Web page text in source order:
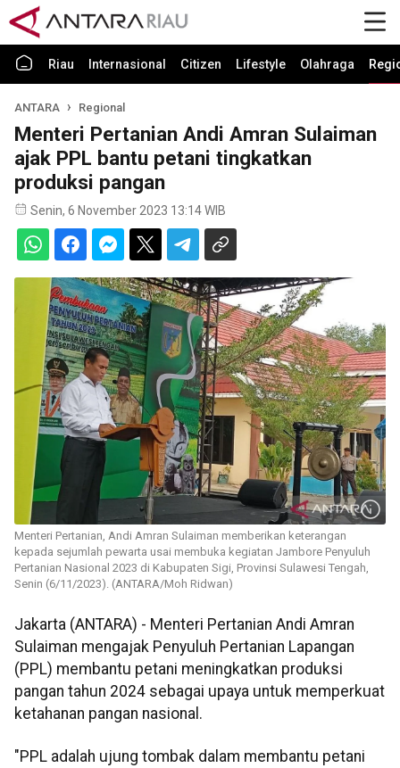
Riau Internasional Citizen Lifestyle Olahraga
ANTARA Regional
Menteri Pertanian Andi Amran Sulaiman
ajak PPL bantu petani tingkatkan
produksi pangan
Senin, 6 November 2023 13:14 WIB
Menteri Pertanian, Andi Amran Sulaiman memberikan keterangan
kepada sejumlah pewarta usai membuka kegiatan Jambore Penyuluh
Pertanian Nasional 2023 di Kabupaten Sigi, Provinsi Sulawesi Tengah,
Senin (6/11/2023). (ANTARA/Moh Ridwan)
Jakarta (ANTARA) - Menteri Pertanian Andi Amran
Sulaiman mengajak Penyuluh Pertanian Lapangan
(PPL) membantu petani meningkatkan produksi
pangan tahun 2024 sebagai upaya untuk memperkuat
ketahanan pangan nasional.
"PPL adalah ujung tombak dalam membantu petani